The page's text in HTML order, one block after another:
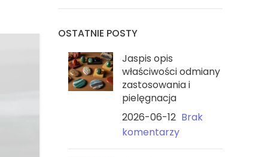
OSTATNIE POSTY
Jaspis opis
właściwości odmiany
zastosowania i
pielęgnacja
2026-06-12 Brak
komentarzy